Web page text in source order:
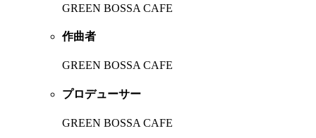
GREEN BOSSA CAFE
作曲者
GREEN BOSSA CAFE
プロデューサー
GREEN BOSSA CAFE